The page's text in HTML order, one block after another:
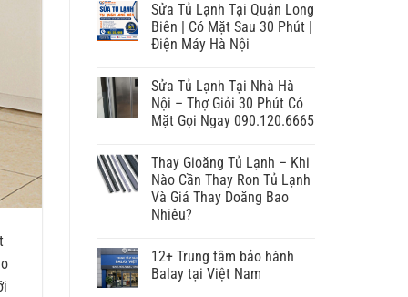
Sửa Tủ Lạnh Tại Quận Long
Biên | Có Mặt Sau 30 Phút |
Điện Máy Hà Nội
Sửa Tủ Lạnh Tại Nhà Hà
Nội – Thợ Giỏi 30 Phút Có
Mặt Gọi Ngay 090.120.6665
Thay Gioăng Tủ Lạnh – Khi
Nào Cần Thay Ron Tủ Lạnh
Và Giá Thay Doăng Bao
Nhiêu?
12+ Trung tâm bảo hành
Balay tại Việt Nam